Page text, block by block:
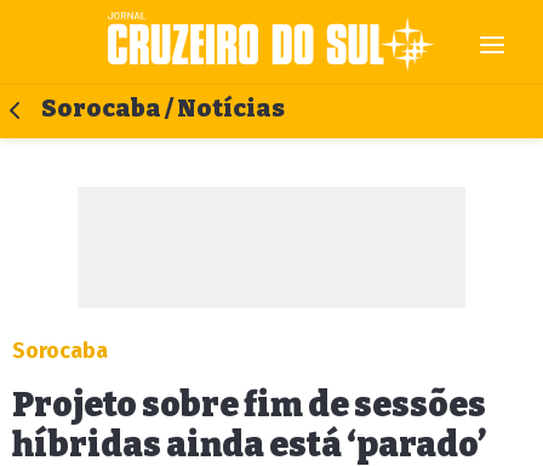
Sorocaba / Notícias
Sorocaba
Projeto sobre fim de sessões
híbridas ainda está ‘parado’